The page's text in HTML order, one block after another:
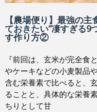
【農場便り】最強の
ておきたい”凄すぎる9
す作り方②
『前回は、玄米が完全食
やケーキなどの小麦製品
含む栄養素で比べると、
ることと、具体的な栄養
ちりとして甘